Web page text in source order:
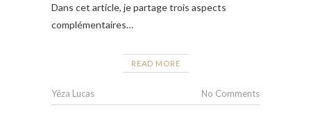
Dans cet article, je partage trois aspects
complémentaires…
READ MORE
Yéza Lucas No Comments